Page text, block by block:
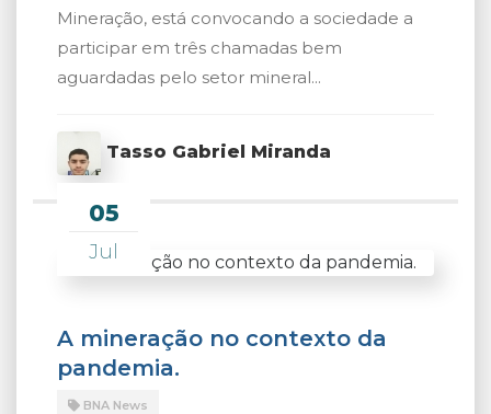
Mineração, está convocando a sociedade a
participar em três chamadas bem
aguardadas pelo setor mineral...
Tasso Gabriel Miranda
05
Jul
A mineração no contexto da
pandemia.
BNA News